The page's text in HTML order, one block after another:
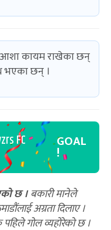
आशा कायम राखेका छन्
भएका छन् ।
FC GOAL
!
छ ।बकारी मानेले
अग्रता दिलाए ।
पहिले गोल व्यहोरेको छ ।